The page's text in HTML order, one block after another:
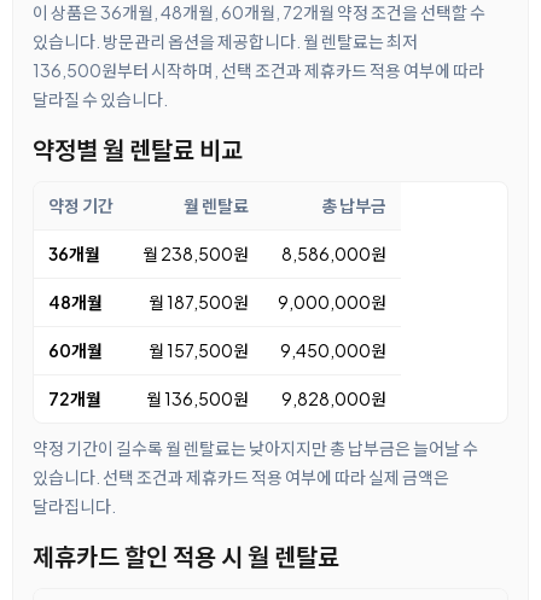
이 상품은 36개월, 48개월, 60개월, 72개월 약정 조건을 선택할 수
있습니다. 방문관리 옵션을 제공합니다. 월 렌탈료는 최저
136,500원부터 시작하며, 선택 조건과 제휴카드 적용 여부에 따라
달라질 수 있습니다.
약정별 월 렌탈료 비교
약정 기간 월 렌탈료 총 납부금
36개월 월 238,500원 8,586,000원
48개월 월 187,500원 9,000,000원
60개월 월 157,500원 9,450,000원
72개월 월 136,500원 9,828,000원
약정 기간이 길수록 월 렌탈료는 낮아지지만 총 납부금은 늘어날 수
있습니다. 선택 조건과 제휴카드 적용 여부에 따라 실제 금액은
달라집니다.
제휴카드 할인 적용 시 월 렌탈료